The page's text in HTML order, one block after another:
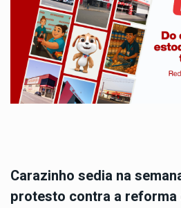
Carazinho sedia na
protesto contra a reforma